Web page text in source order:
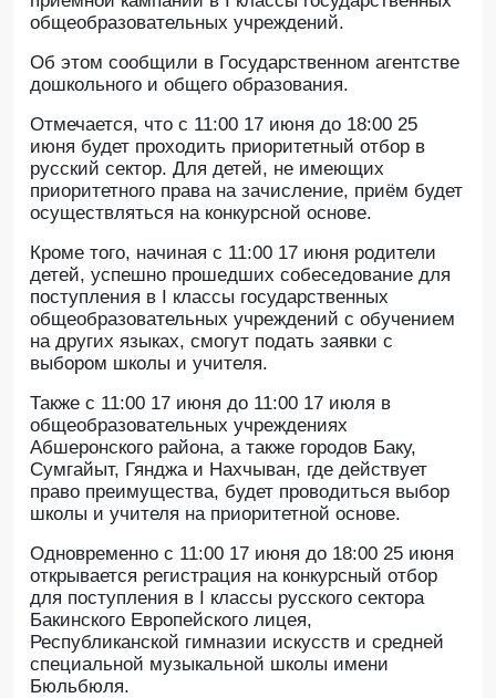
общеобразовательных учреждений.
Об этом сообщили в Государственном агентстве
дошкольного и общего образования.
Отмечается, что с 11:00 17 июня до 18:00 25
июня будет проходить приоритетный отбор в
русский сектор. Для детей, не имеющих
приоритетного права на зачисление, приём будет
осуществляться на конкурсной основе.
Кроме того, начиная с 11:00 17 июня родители
детей, успешно прошедших собеседование для
поступления в I классы государственных
общеобразовательных учреждений с обучением
на других языках, смогут подать заявки с
выбором школы и учителя.
Также с 11:00 17 июня до 11:00 17 июля в
общеобразовательных учреждениях
Абшеронского района, а также городов Баку,
Сумгайыт, Гянджа и Нахчыван, где действует
право преимущества, будет проводиться выбор
школы и учителя на приоритетной основе.
Одновременно с 11:00 17 июня до 18:00 25 июня
открывается регистрация на конкурсный отбор
для поступления в I классы русского сектора
Бакинского Европейского лицея,
Республиканской гимназии искусств и средней
специальной музыкальной школы имени
Бюльбюля.